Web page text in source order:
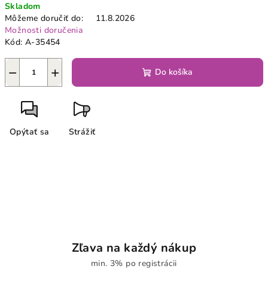
cena:
Skladom
Môžeme doručiť do:
11.8.2026
Možnosti doručenia
Kód: A-35454
+
− Do košíka
Opýtať sa Strážiť
Zľava na každý nákup
min. 3% po registrácii